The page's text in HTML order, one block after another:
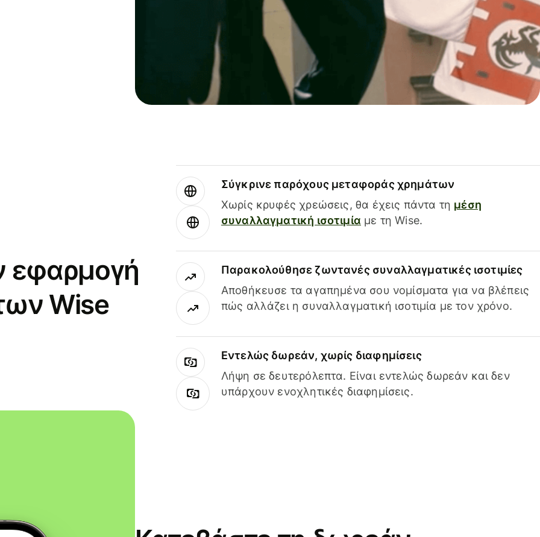
εφαρμογή
Wise
Σύγκρινε παρόχους μεταφοράς χρημάτων
Χωρίς κρυφές χρεώσεις, θα έχεις πάντα τη μέση
συναλλαγματική ισοτιμία με τη Wise.
Παρακολούθησε ζωντανές συναλλαγματικές ισοτιμίες
Αποθήκευσε τα αγαπημένα σου νομίσματα για να βλέπεις
πώς αλλάζει η συναλλαγματική ισοτιμία με τον χρόνο.
Εντελώς δωρεάν, χωρίς διαφημίσεις
Λήψη σε δευτερόλεπτα. Είναι εντελώς δωρεάν και δεν
υπάρχουν ενοχλητικές διαφημίσεις.